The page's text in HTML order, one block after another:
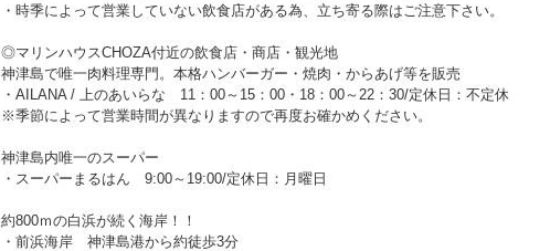
・時季によって営業していない飲食店がある為、立ち寄る際はご注意下さい。
◎マリンハウスCHOZA付近の飲食店・商店・観光地
神津島で唯一肉料理専門。本格ハンバーガー・焼肉・からあげ等を販売
・AILANA / 上のあいらな 11：00～15：00・18：00～22：30/定休日：不定休
※季節によって営業時間が異なりますので再度お確かめください。
神津島内唯一のスーパー
・スーパーまるはん 9:00～19:00/定休日：月曜日
約800ｍの白浜が続く海岸！！
・前浜海岸 神津島港から約徒歩3分